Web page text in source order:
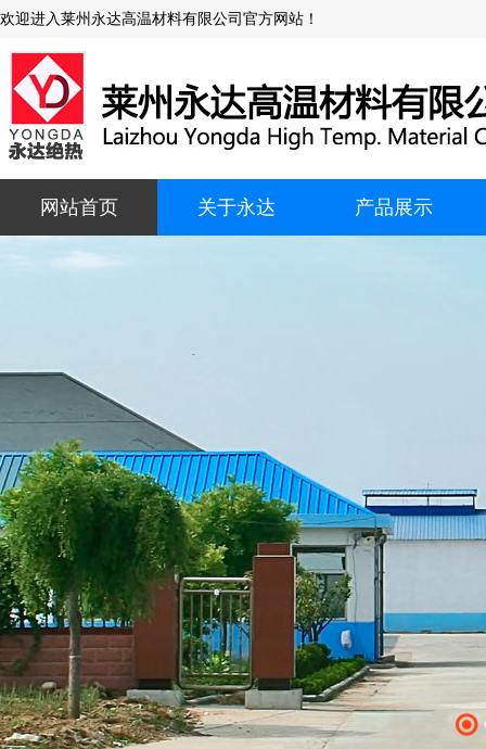
欢迎进入莱州永达高温材料有限公司官方网站！
网站首页 关于永达 产品展示